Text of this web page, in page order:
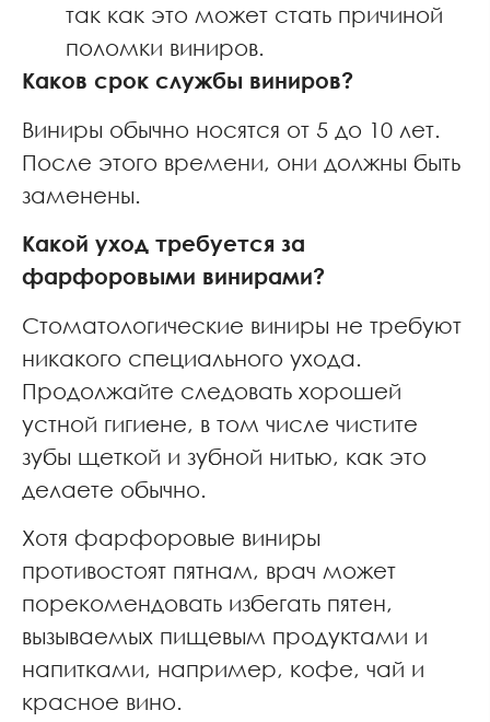
так как это может стать причиной
поломки виниров.
Каков срок службы виниров?
Виниры обычно носятся от 5 до 10 лет.
После этого времени, они должны быть
заменены.
Какой уход требуется за
фарфоровыми винирами?
Стоматологические виниры не требуют
никакого специального ухода.
Продолжайте следовать хорошей
устной гигиене, в том числе чистите
зубы щеткой и зубной нитью, как это
делаете обычно.
Хотя фарфоровые виниры
противостоят пятнам, врач может
порекомендовать избегать пятен,
вызываемых пищевым продуктами и
напитками, например, кофе, чай и
красное вино.